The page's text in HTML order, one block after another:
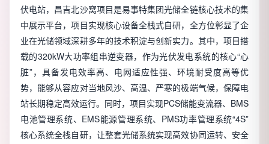
伏电站，昌吉北沙窝项目是易事特集团光储全链核心技术的集
中展示平台，项目实现核心设备全栈式自研，全方位彰显了企
业在光储领域深耕多年的技术积淀与创新实力。其中，项目搭
载的320kW大功率组串逆变器，作为光伏发电系统的核心“心
脏”，具备发电效率高、电网适应性强、环境耐受度高等优
势，能够从容应对当地风沙、高温、严寒的极端气候，保障电
站长期稳定高效运行。同时，项目实现PCS储能变流器、BMS
电池管理系统、EMS能源管理系统、PMS功率管理系统“4S”
核心系统全栈自研，让整套光储系统实现高效协同运转、安全